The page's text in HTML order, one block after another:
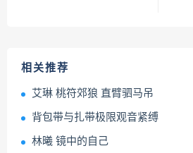
相关推荐
艾琳 桃符郊狼 直臂驷马吊
背包带与扎带极限观音紧缚
林曦 镜中的自己